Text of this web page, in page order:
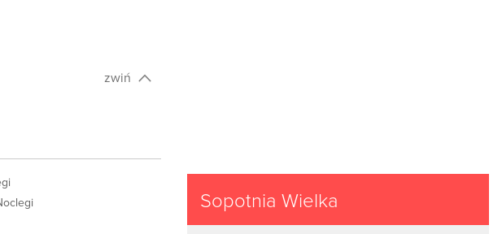
zwiń
Sopotnia Wielka